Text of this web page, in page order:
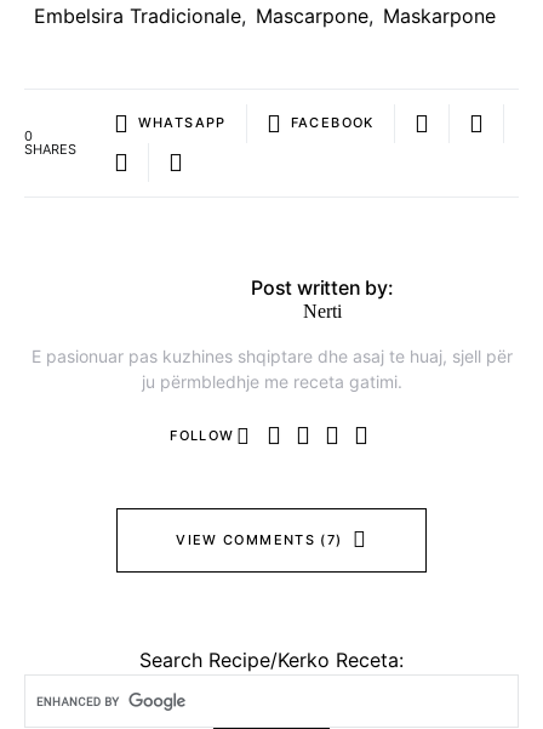
Embelsira Tradicionale, Mascarpone, Maskarpone
0
SHARES
WHATSAPP FACEBOOK
Post written by:
Nerti
E pasionuar pas kuzhines shqiptare dhe asaj te huaj, sjell për
ju përmbledhje me receta gatimi.
FOLLOW
VIEW COMMENTS (7)
Search Recipe/Kerko Receta: